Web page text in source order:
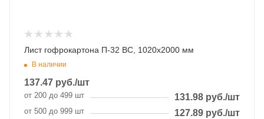
Лист гофрокартона П-32 BC, 1020х2000 мм
В наличии
137.47 руб./шт
от 200 до 499 шт 131.98 руб./шт
от 500 до 999 шт 127.89 руб./шт